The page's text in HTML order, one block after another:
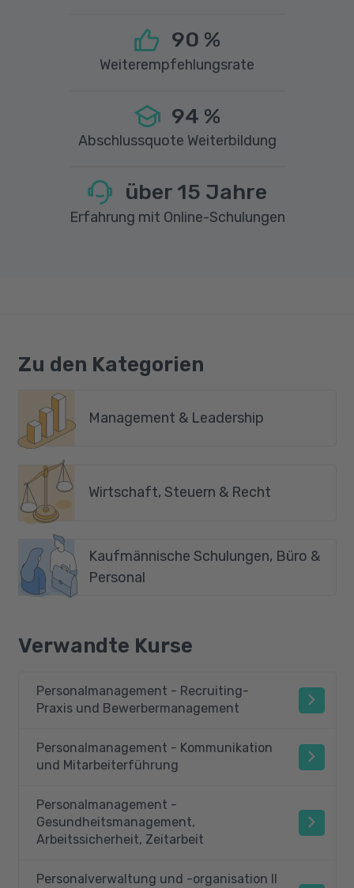
90 %
Weiterempfehlungsrate
94 %
Abschlussquote Weiterbildung
über 15 Jahre
Erfahrung mit Online-Schulungen
Zu den Kategorien
Management & Leadership
Wirtschaft, Steuern & Recht
Kaufmännische Schulungen, Büro &
Personal
Verwandte Kurse
Personalmanagement - Recruiting-
Praxis und Bewerbermanagement
Personalmanagement - Kommunikation
und Mitarbeiterführung
Personalmanagement -
Gesundheitsmanagement,
Arbeitssicherheit, Zeitarbeit
Personalverwaltung und -organisation II